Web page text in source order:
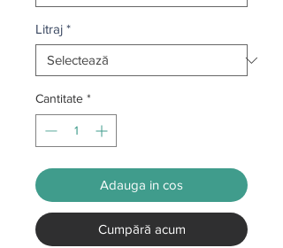
Litraj *
Cantitate *
Adauga in cos
Cumpără acum